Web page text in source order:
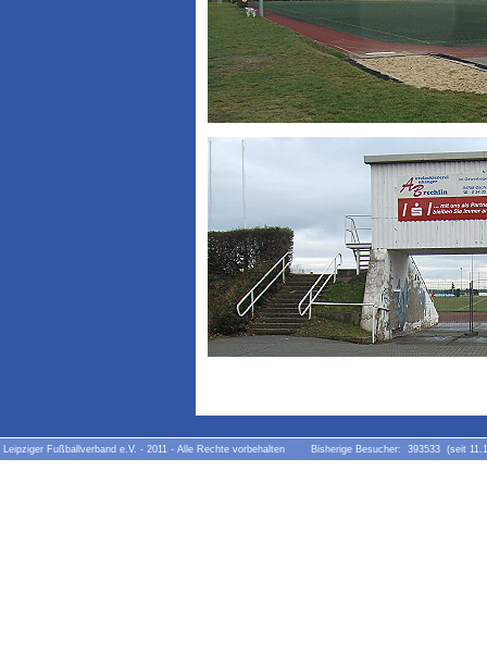
Leipziger Fußballverband e.V. - 2011 - Alle Rechte vorbehalten Bisherige Besucher: 393533 (seit